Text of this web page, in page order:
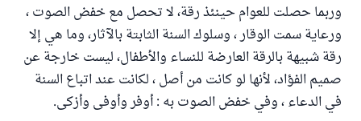
وربما حصلت للعوام حينئذ رقة، لا تحصل مع خفض الصوت ،
ورعاية سمت الوقار ، وسلوك السنة الثابتة بالآثار، وما هي إلا
رقة شبيهة بالرقة العارضة للنساء والأطفال، ليست خارجة عن
صميم الفؤاد، لأنها لو كانت من أصل ، لكانت عند اتباع السنة
في الدعاء ، وفي خفض الصوت به : أوفر وأوفى وأزكى.